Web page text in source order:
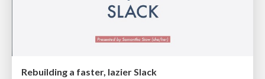
Rebuilding a faster, lazier Slack